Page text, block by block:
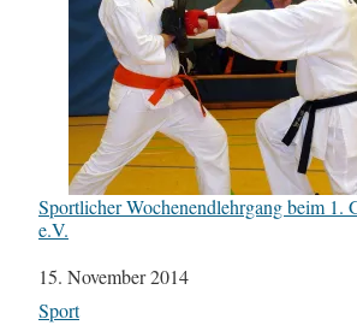
Sportlicher Wochenendlehrgang beim 1.
e.V.
Datum
15. November 2014
In Bezug auf
Sport